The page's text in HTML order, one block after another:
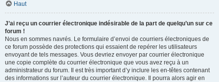
Haut
J’ai reçu un courrier électronique indésirable de la part de quelqu’un sur ce
forum !
Nous en sommes navrés. Le formulaire d’envoi de courriers électroniques de
ce forum possède des protections qui essaient de repérer les utilisateurs
envoyant de tels messages. Vous devriez envoyer par courrier électronique
une copie complète du courrier électronique que vous avez reçu à un
administrateur du forum. Il est très important d’y inclure les en-têtes contenant
des informations sur l’auteur du courrier électronique. Il pourra alors agir en